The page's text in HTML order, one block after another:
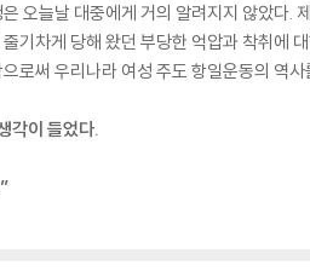
오늘날 대중에게 거의 알려지지 않았다.
기차게 당해 왔던 부당한 억압과 착취에
로써 우리나라 여성 주도 항일운동의 역
각이 들었다.